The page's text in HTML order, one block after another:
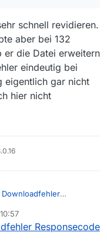
Datei gespeichert,
Media Player
“Beim
in Windows Media
dann aber wieder
jetzt ein wenig…
Fehler in meinen
schnell revidieren.
aber bei 132
er die Datei erweitern
eindeutig bei
eigentlich gar nicht
hier nicht
Downloadfehler
dass bei
Aussage sehr schnell
Responsecode